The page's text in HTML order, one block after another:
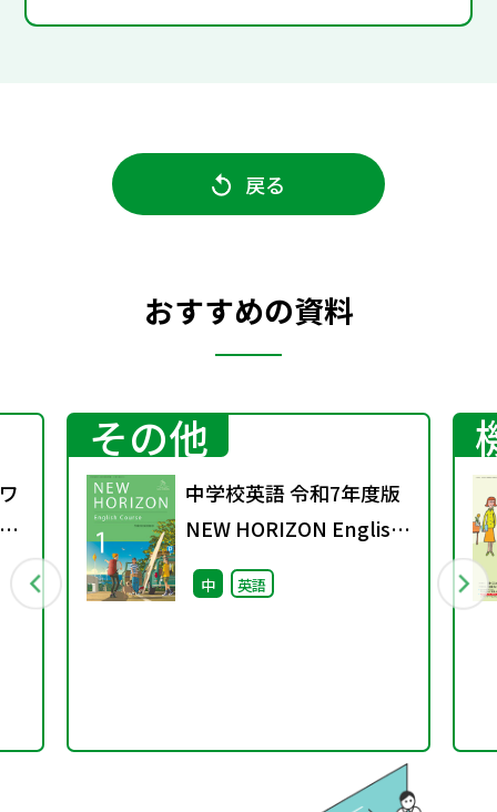
戻る
おすすめの資料
その他
中学校英語 令和7年度版
NEW HORIZON English
Course 単語の移行対
応資料
中 英語